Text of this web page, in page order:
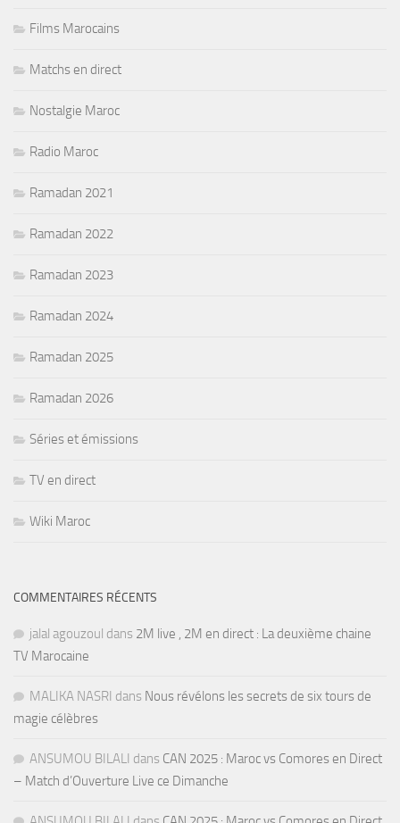
Films Marocains
Matchs en direct
Nostalgie Maroc
Radio Maroc
Ramadan 2021
Ramadan 2022
Ramadan 2023
Ramadan 2024
Ramadan 2025
Ramadan 2026
Séries et émissions
TV en direct
Wiki Maroc
COMMENTAIRES RÉCENTS
jalal agouzoul dans 2M live , 2M en direct : La deuxième chaine
TV Marocaine
MALIKA NASRI dans Nous révélons les secrets de six tours de
magie célèbres
ANSUMOU BILALI dans CAN 2025 : Maroc vs Comores en Direct
– Match d’Ouverture Live ce Dimanche